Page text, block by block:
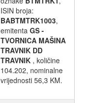
ISIN broja:
BABTMTRK1003,
emitenta GS -
TVORNICA MAŠINA
TRAVNIK DD
TRAVNIK , količine
104.202, nominalne
vrijednosti 56,3 KM.